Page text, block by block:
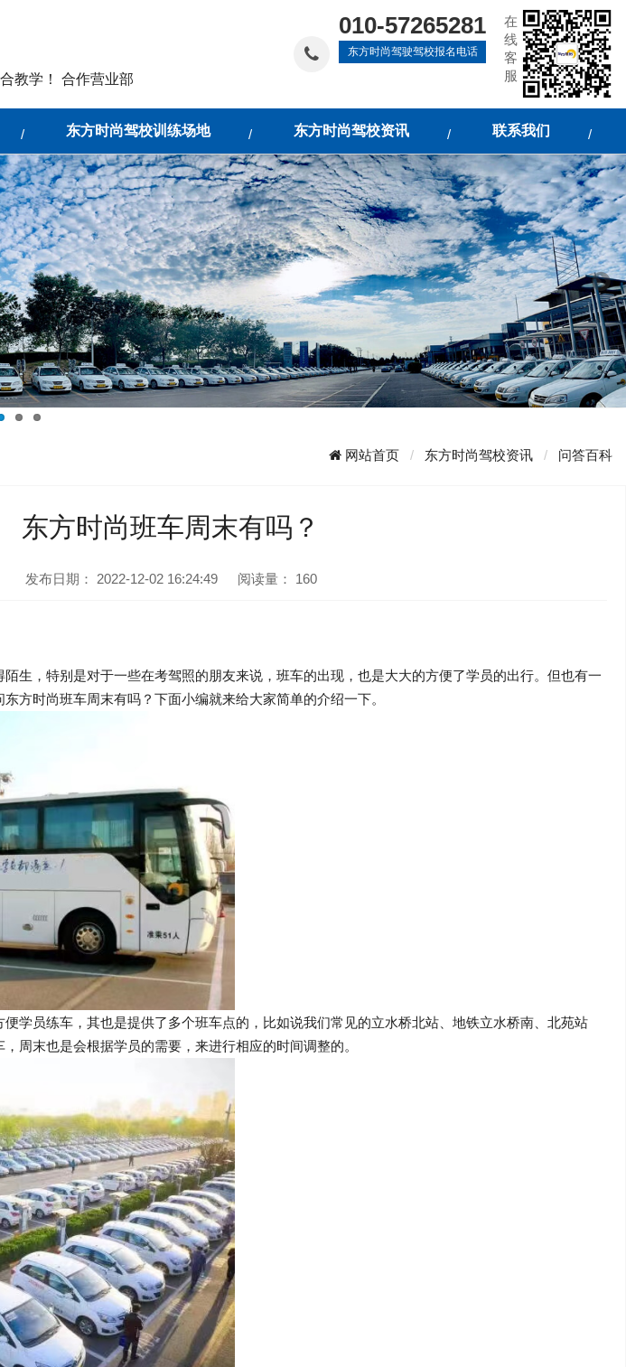
教学！ 合作营业部
010-57265281
东方时尚驾驶驾校报名电话
在
线
客
服
东方时尚驾校训练场地 东方时尚驾校资讯 联系我们
网站首页 东方时尚驾校资讯 问答百科
东方时尚班车周末有吗？
发布日期： 2022-12-02 16:24:49 阅读量： 160
生，特别是对于一些在考驾照的朋友来说，班车的出现，也是大大的方便了学员的出行。但也有一
方时尚班车周末有吗？下面小编就来给大家简单的介绍一下。
学员练车，其也是提供了多个班车点的，比如说我们常见的立水桥北站、地铁立水桥南、北苑站
周末也是会根据学员的需要，来进行相应的时间调整的。